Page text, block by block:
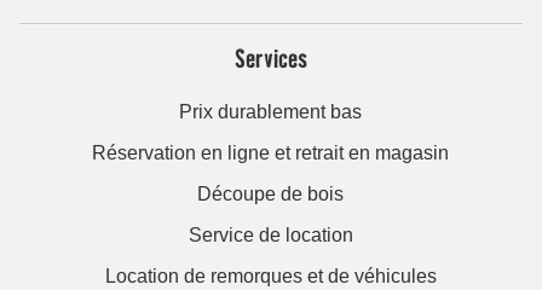
Services
Prix durablement bas
Réservation en ligne et retrait en magasin
Découpe de bois
Service de location
Location de remorques et de véhicules